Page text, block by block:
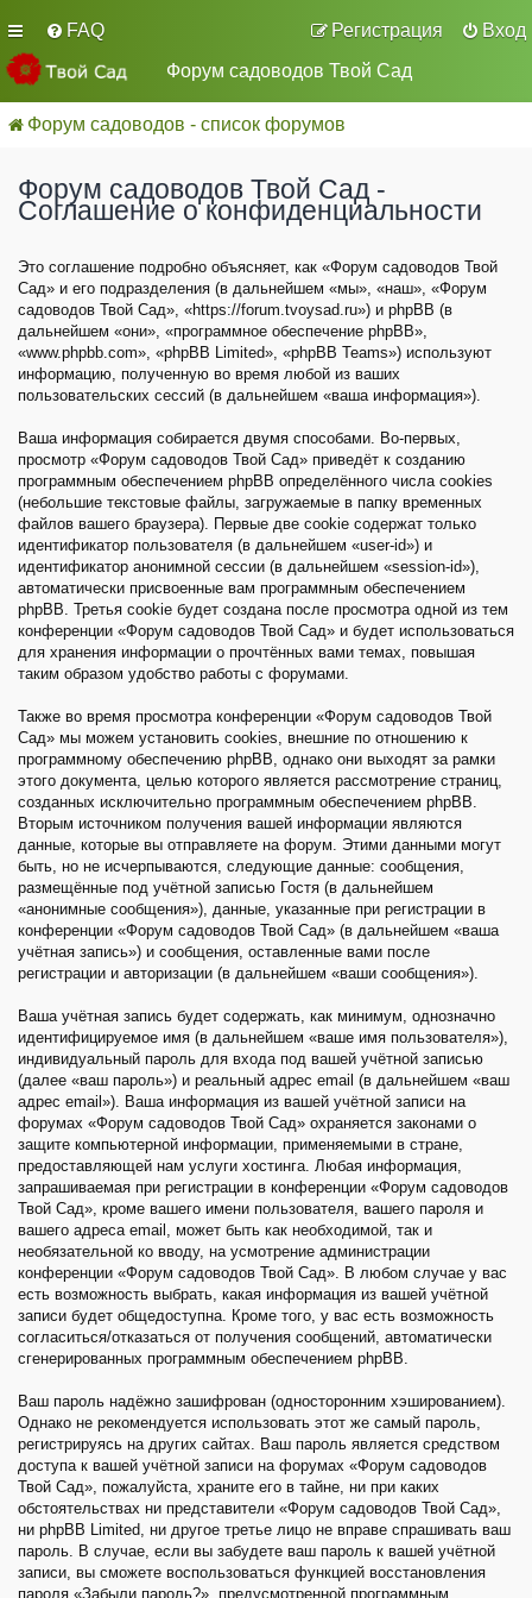
FAQ Вход
Регистрация
Форум садоводов Твой Сад
Форум садоводов - список форумов
Форум садоводов Твой Сад -
Соглашение о конфиденциальности
Это соглашение подробно объясняет, как «Форум садоводов Твой
Сад» и его подразделения (в дальнейшем «мы», «наш», «Форум
садоводов Твой Сад», «https://forum.tvoysad.ru») и phpBB (в
дальнейшем «они», «программное обеспечение phpBB»,
«www.phpbb.com», «phpBB Limited», «phpBB Teams») используют
информацию, полученную во время любой из ваших
пользовательских сессий (в дальнейшем «ваша информация»).
Ваша информация собирается двумя способами. Во-первых,
просмотр «Форум садоводов Твой Сад» приведёт к созданию
программным обеспечением phpBB определённого числа cookies
(небольшие текстовые файлы, загружаемые в папку временных
файлов вашего браузера). Первые две cookie содержат только
идентификатор пользователя (в дальнейшем «user-id») и
идентификатор анонимной сессии (в дальнейшем «session-id»),
автоматически присвоенные вам программным обеспечением
phpBB. Третья cookie будет создана после просмотра одной из тем
конференции «Форум садоводов Твой Сад» и будет использоваться
для хранения информации о прочтённых вами темах, повышая
таким образом удобство работы с форумами.
Также во время просмотра конференции «Форум садоводов Твой
Сад» мы можем установить cookies, внешние по отношению к
программному обеспечению phpBB, однако они выходят за рамки
этого документа, целью которого является рассмотрение страниц,
созданных исключительно программным обеспечением phpBB.
Вторым источником получения вашей информации являются
данные, которые вы отправляете на форум. Этими данными могут
быть, но не исчерпываются, следующие данные: сообщения,
размещённые под учётной записью Гостя (в дальнейшем
«анонимные сообщения»), данные, указанные при регистрации в
конференции «Форум садоводов Твой Сад» (в дальнейшем «ваша
учётная запись») и сообщения, оставленные вами после
регистрации и авторизации (в дальнейшем «ваши сообщения»).
Ваша учётная запись будет содержать, как минимум, однозначно
идентифицируемое имя (в дальнейшем «ваше имя пользователя»),
индивидуальный пароль для входа под вашей учётной записью
(далее «ваш пароль») и реальный адрес email (в дальнейшем «ваш
адрес email»). Ваша информация из вашей учётной записи на
форумах «Форум садоводов Твой Сад» охраняется законами о
защите компьютерной информации, применяемыми в стране,
предоставляющей нам услуги хостинга. Любая информация,
запрашиваемая при регистрации в конференции «Форум садоводов
Твой Сад», кроме вашего имени пользователя, вашего пароля и
вашего адреса email, может быть как необходимой, так и
необязательной ко вводу, на усмотрение администрации
конференции «Форум садоводов Твой Сад». В любом случае у вас
есть возможность выбрать, какая информация из вашей учётной
записи будет общедоступна. Кроме того, у вас есть возможность
согласиться/отказаться от получения сообщений, автоматически
сгенерированных программным обеспечением phpBB.
Ваш пароль надёжно зашифрован (односторонним хэшированием).
Однако не рекомендуется использовать этот же самый пароль,
регистрируясь на других сайтах. Ваш пароль является средством
доступа к вашей учётной записи на форумах «Форум садоводов
Твой Сад», пожалуйста, храните его в тайне, ни при каких
обстоятельствах ни представители «Форум садоводов Твой Сад»,
ни phpBB Limited, ни другое третье лицо не вправе спрашивать ваш
пароль. В случае, если вы забудете ваш пароль к вашей учётной
записи, вы сможете воспользоваться функцией восстановления
пароля «Забыли пароль?», предусмотренной программным